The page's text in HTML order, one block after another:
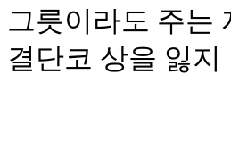
그릇이라도 주는
결단코 상을 잃